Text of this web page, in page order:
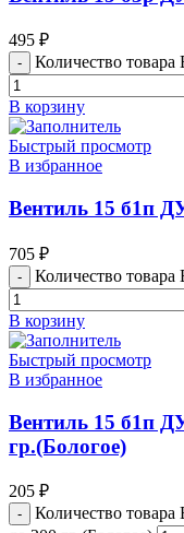
495 ₽
Количество
В корзину
Быстрый просмотр
В избранное
Вентиль 15 б1п
705 ₽
Количество
В корзину
Быстрый просмотр
В избранное
Вентиль 15 б1п
гр.(Бологое)
205 ₽
Количество